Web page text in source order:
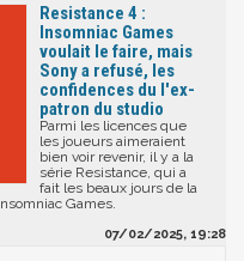
Resistance 4 :
Insomniac Games
voulait le faire, mais
Sony a refusé, les
confidences du l'ex-
patron du studio
Parmi les licences que
les joueurs aimeraient
bien voir revenir, il y a la
série Resistance, qui a
fait les beaux jours de la
Games.
07/02/2025, 19:28